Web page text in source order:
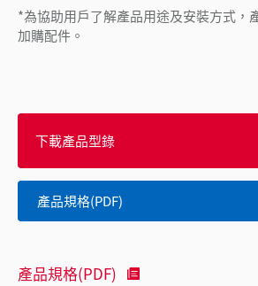
*為協助用戶了解產品用途及安裝方式，
加購配件。
下載產品型錄
產品規格(PDF)
產品規格(PDF)